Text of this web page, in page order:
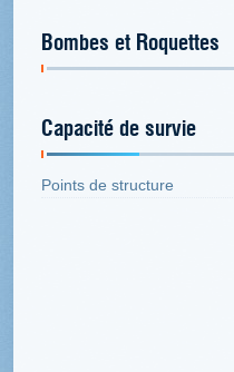
Bombes et Roquettes
Capacité de survie
Points de structure